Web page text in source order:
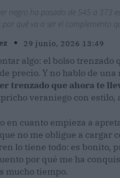
negro ha pasado de 545 a 373
qué va a ser el complemento
29 junio, 2026 13:49
algo: el bolso trenzado
precio. Y no hablo de
trenzado que ahora te
veraniego con estilo,
en cuanto empieza a
no me obligue a cargar
lo tiene todo: es bonito,
por qué me ha
mucho tiempo.